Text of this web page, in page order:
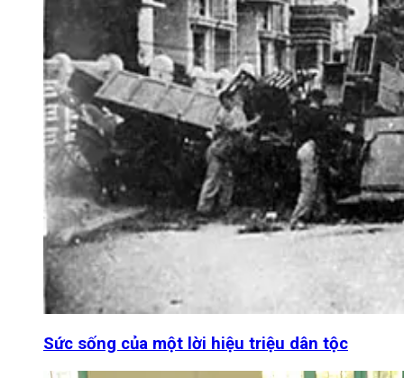
Sức sống của một lời hiệu triệu dân tộc